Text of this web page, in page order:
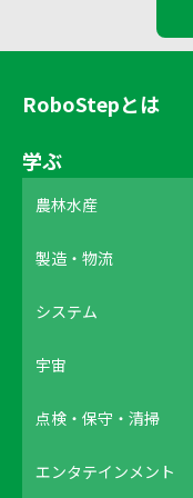
RoboStepとは
学ぶ
農林水産
製造・物流
システム
宇宙
点検・保守・清掃
エンタテインメント